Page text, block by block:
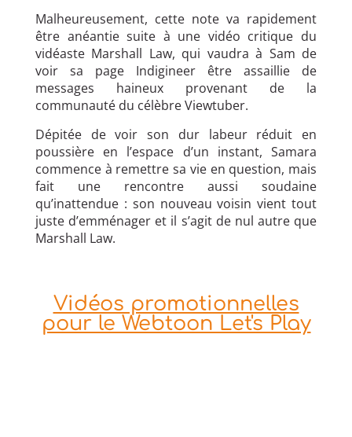
Malheureusement, cette note va rapidement
être anéantie suite à une vidéo critique du
vidéaste Marshall Law, qui vaudra à Sam de
voir sa page Indigineer être assaillie de
messages haineux provenant de la
communauté du célèbre Viewtuber.
Dépitée de voir son dur labeur réduit en
poussière en l’espace d’un instant, Samara
commence à remettre sa vie en question, mais
fait une rencontre aussi soudaine
qu’inattendue : son nouveau voisin vient tout
juste d’emménager et il s’agit de nul autre que
Marshall Law.
Vidéos promotionnelles
pour le Webtoon Let's Play